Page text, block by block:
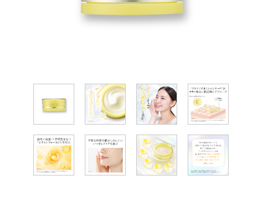
オールインワンの魅力
CANADELのこだわり